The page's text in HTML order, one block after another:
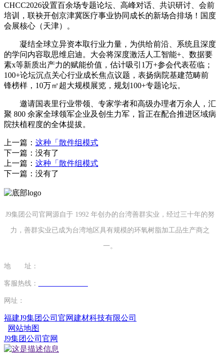
CHCC2026设置百余场专题论坛、高峰对话、共识研讨、会前
培训，联袂开创京津冀医疗事业协同成长的新场合排场！国度
会展核心（天津）。
凝结全球立异资本取行业力量，为供给前沿、系统且深度
的学问内容取思维启迪。大会将深度激活人工智能+、数据要
素x等新质出产力的赋能价值，估计吸引1万+参会代表莅临；
100+论坛沉点关心行业成长焦点议题，表扬病院基建范畴前
锋榜样，10万㎡超大规模展览，规划100+专题论坛。
邀请国表里行业带领、专家学者和高级办理者万余人，汇
聚 800 余家全球领军企业及创生力军，旨正在配合推进区域病
院扶植程度的全体提拔。
上一篇： 这种「散件组模式
下一篇：没有了
上一篇： 这种「散件组模式
下一篇：没有了
J9集团公司官网源自于 1992 年创办的台湾善群实业，经过三十年的努
力，善群实业已成为台湾地区具有规模的环氧树脂加工品生产商之
一。
地 址：
客服热线：
网址：
福建J9集团公司官网建材科技有限公司
网站地图
J9集团公司官网